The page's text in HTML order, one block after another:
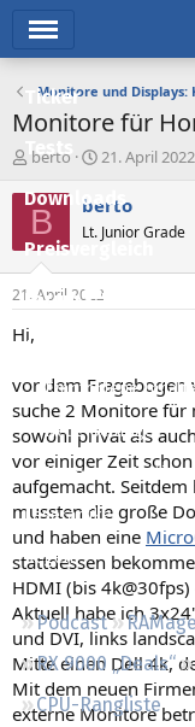
Ticker
Tests
Downloads
Preisvergleich
Forum
Aktuelles
Empfohlene
Neue Beiträge
Neueste Aktivitäten
Leserartikel
Regeln
Podcast
RX 9000 „Deals“
CPU-Rangliste
Monitore und Displays:
Monitore für
E
s
e
e
berto
E
s
e
l
t
21. April 2022
B berto
Lt. Junior Grade
21. April 2022
Hi,
vor dem Fragebogen
suche 2 Monitore für
sowohl privat als
vor einiger Zeit
aufgemacht.
mussten die große
und haben eine
stattdessen
HDMI (bis
Aktuell habe ich
und DVI, links
Mitte einen Dell 4k,
Mit dem neuen
externe Monitore